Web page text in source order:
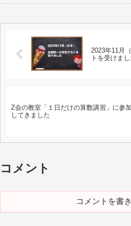
2023年11月
トを受けま
Z会の教室「１日だけの算数講習」に参加
してきました
コメント
コメントを書